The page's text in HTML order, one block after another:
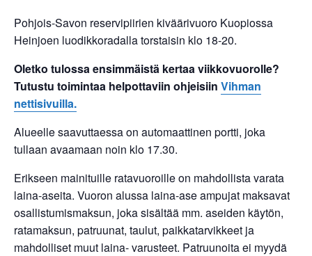
Pohjois-Savon reservipiirien kiväärivuoro Kuopiossa
Heinjoen luodikkoradalla torstaisin klo 18-20.
Oletko tulossa ensimmäistä kertaa viikkovuorolle?
Tutustu toimintaa helpottaviin ohjeisiin Vihman
nettisivuilla.
Alueelle saavuttaessa on automaattinen portti, joka
tullaan avaamaan noin klo 17.30.
Erikseen mainituille ratavuoroille on mahdollista varata
laina-aseita. Vuoron alussa laina-ase ampujat maksavat
osallistumismaksun, joka sisältää mm. aseiden käytön,
ratamaksun, patruunat, taulut, paikkatarvikkeet ja
mahdolliset muut laina- varusteet. Patruunoita ei myydä